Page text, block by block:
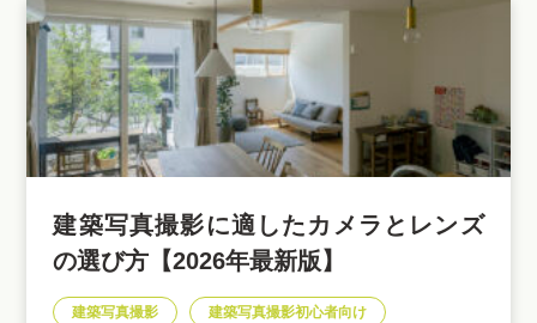
建築写真撮影に適したカメラとレンズ
の選び方【2026年最新版】
建築写真撮影 建築写真撮影初心者向け